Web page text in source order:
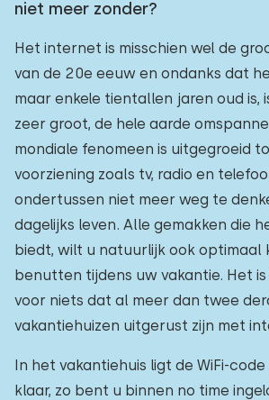
niet meer zonder?
Het internet is misschien wel de
van de 20e eeuw en ondanks dat
maar enkele tientallen jaren oud is,
zeer groot, de hele aarde
mondiale fenomeen is uitgegroeid
voorziening zoals tv, radio en
ondertussen niet meer weg te
dagelijks leven. Alle gemakken die
biedt, wilt u natuurlijk ook optimaal
benutten tijdens uw vakantie. Het
voor niets dat al meer dan twee
vakantiehuizen uitgerust zijn met
In het vakantiehuis ligt de WiFi-
klaar, zo bent u binnen no time